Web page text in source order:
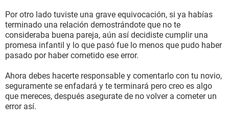
Por otro lado tuviste una grave equivocación, si ya habías
terminado una relación demostrándote que no te
consideraba buena pareja, aún así decidiste cumplir una
promesa infantil y lo que pasó fue lo menos que pudo haber
pasado por haber cometido ese error.
Ahora debes hacerte responsable y comentarlo con tu novio,
seguramente se enfadará y te terminará pero creo es algo
que mereces, después asegurate de no volver a cometer un
error así.